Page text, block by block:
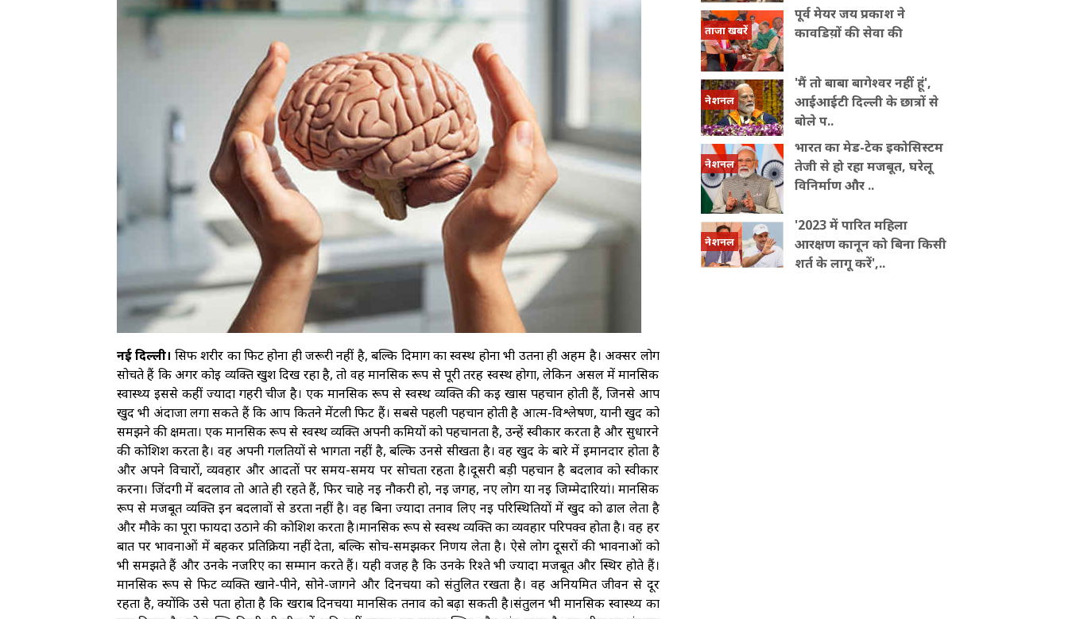
नई दिल्ली। सिर्फ शरीर का फिट होना ही जरूरी नहीं है, बल्कि दिमाग का स्वस्थ होना भी उतना ही अहम है। अक्सर लोग
सोचते हैं कि अगर कोई व्यक्ति खुश दिख रहा है, तो वह मानसिक रूप से पूरी तरह स्वस्थ होगा, लेकिन असल में मानसिक
स्वास्थ्य इससे कहीं ज्यादा गहरी चीज है। एक मानसिक रूप से स्वस्थ व्यक्ति की कई खास पहचान होती हैं, जिनसे आप
खुद भी अंदाजा लगा सकते हैं कि आप कितने मेंटली फिट हैं। सबसे पहली पहचान होती है आत्म-विश्लेषण, यानी खुद को
समझने की क्षमता। एक मानसिक रूप से स्वस्थ व्यक्ति अपनी कमियों को पहचानता है, उन्हें स्वीकार करता है और सुधारने
की कोशिश करता है। वह अपनी गलतियों से भागता नहीं है, बल्कि उनसे सीखता है। वह खुद के बारे में ईमानदार होता है
और अपने विचारों, व्यवहार और आदतों पर समय-समय पर सोचता रहता है।दूसरी बड़ी पहचान है बदलाव को स्वीकार
करना। जिंदगी में बदलाव तो आते ही रहते हैं, फिर चाहे नई नौकरी हो, नई जगह, नए लोग या नई जिम्मेदारियां। मानसिक
रूप से मजबूत व्यक्ति इन बदलावों से डरता नहीं है। वह बिना ज्यादा तनाव लिए नई परिस्थितियों में खुद को ढाल लेता है
और मौके का पूरा फायदा उठाने की कोशिश करता है।मानसिक रूप से स्वस्थ व्यक्ति का व्यवहार परिपक्व होता है। वह हर
बात पर भावनाओं में बहकर प्रतिक्रिया नहीं देता, बल्कि सोच-समझकर निर्णय लेता है। ऐसे लोग दूसरों की भावनाओं को
भी समझते हैं और उनके नजरिए का सम्मान करते हैं। यही वजह है कि उनके रिश्ते भी ज्यादा मजबूत और स्थिर होते हैं।
मानसिक रूप से फिट व्यक्ति खाने-पीने, सोने-जागने और दिनचर्या को संतुलित रखता है। वह अनियमित जीवन से दूर
रहता है, क्योंकि उसे पता होता है कि खराब दिनचर्या मानसिक तनाव को बढ़ा सकती है।संतुलन भी मानसिक स्वास्थ्य का
ताजा खबरें
पूर्व मेयर जय प्रकाश ने
कावडिय़ों की सेवा की
नेशनल
'मैं तो बाबा बागेश्वर नहीं हूं',
आईआईटी दिल्ली के छात्रों से
बोले प..
नेशनल
भारत का मेड-टेक इकोसिस्टम
तेजी से हो रहा मजबूत, घरेलू
विनिर्माण और ..
नेशनल
'2023 में पारित महिला
आरक्षण कानून को बिना किसी
शर्त के लागू करें',..